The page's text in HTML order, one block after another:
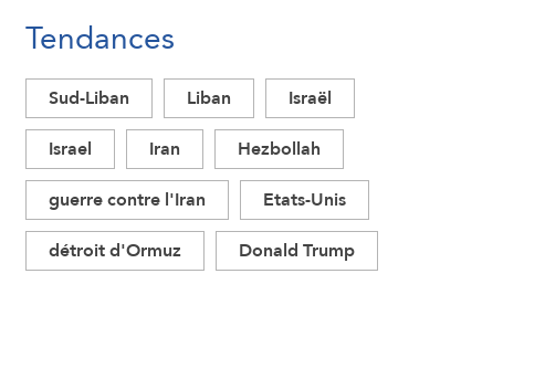
Tendances
Sud-Liban Liban
Israël
Israel
Iran
Hezbollah
guerre contre l'Iran
Etats-Unis
détroit d'Ormuz
Donald Trump